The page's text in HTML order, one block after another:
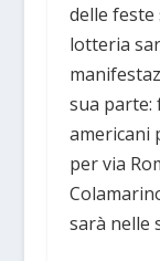
delle
lotteria
sua parte:
americani
per via
sarà nelle